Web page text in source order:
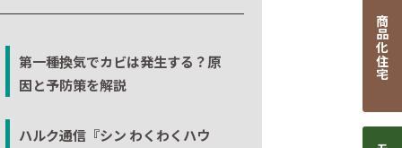
第一種換気でカビは発生する？原
因と予防策を解説
ハルク通信『シン わくわくハウ
商品化住宅